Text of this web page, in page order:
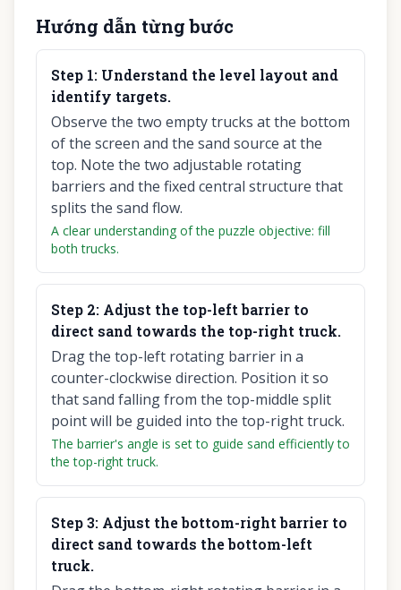
Hướng dẫn từng bước
Step 1: Understand the level layout and
identify targets.
Observe the two empty trucks at the bottom
of the screen and the sand source at the
top. Note the two adjustable rotating
barriers and the fixed central structure that
splits the sand flow.
A clear understanding of the puzzle objective: fill
both trucks.
Step 2: Adjust the top-left barrier to
direct sand towards the top-right truck.
Drag the top-left rotating barrier in a
counter-clockwise direction. Position it so
that sand falling from the top-middle split
point will be guided into the top-right truck.
The barrier's angle is set to guide sand efficiently to
the top-right truck.
Step3: Adjust the bottom-right barrier to
direct sand towards the bottom-left
truck.